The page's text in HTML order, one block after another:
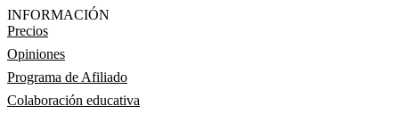
INFORMACIÓN
Precios
Opiniones
Programa de Afiliado
Colaboración educativa